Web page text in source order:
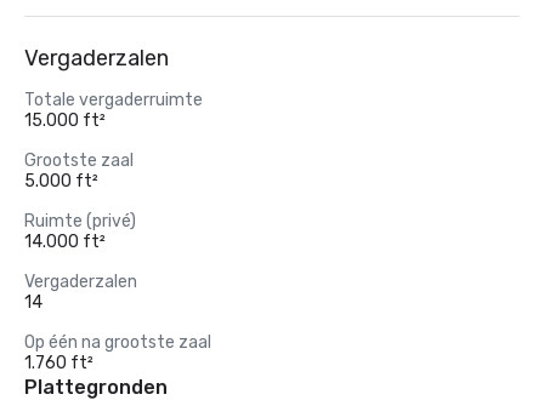
Vergaderzalen
Totale vergaderruimte
15.000 ft²
Grootste zaal
5.000 ft²
Ruimte (privé)
14.000 ft²
Vergaderzalen
14
Op één na grootste zaal
1.760 ft²
Plattegronden